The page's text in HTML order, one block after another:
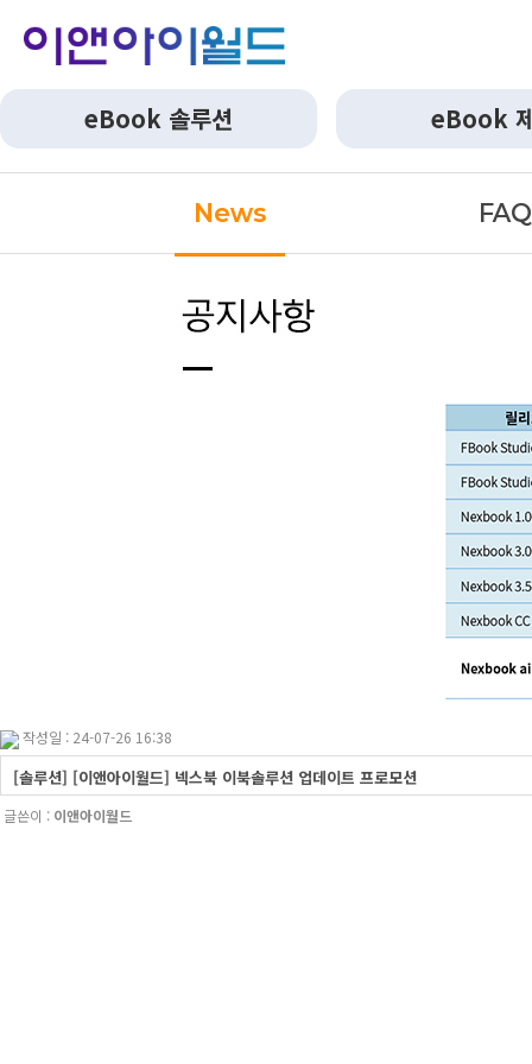
eBook 솔루션 eBook
News FAQ
작성일 : 24-07-26 16:38
[솔루션] [이앤아이월드] 넥스북 이북솔루션 업데이트 프로모션
글쓴이 : 이앤아이월드